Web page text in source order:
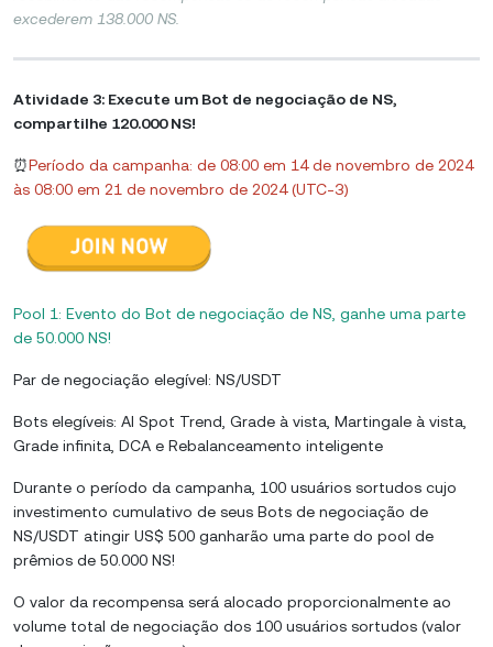
excederem 138.000 NS.
Atividade 3: Execute um Bot de negociação de NS,
compartilhe 120.000 NS!
⏰Período da campanha: de 08:00 em 14 de novembro de 2024
às 08:00 em 21 de novembro de 2024 (UTC-3)
Pool 1: Evento do Bot de negociação de NS, ganhe uma parte
de 50.000 NS!
Par de negociação elegível: NS/USDT
Bots elegíveis: AI Spot Trend, Grade à vista, Martingale à vista,
Grade infinita, DCA e Rebalanceamento inteligente
Durante o período da campanha, 100 usuários sortudos cujo
investimento cumulativo de seus Bots de negociação de
NS/USDT atingir US$ 500 ganharão uma parte do pool de
prêmios de 50.000 NS!
O valor da recompensa será alocado proporcionalmente ao
volume total de negociação dos 100 usuários sortudos (valor